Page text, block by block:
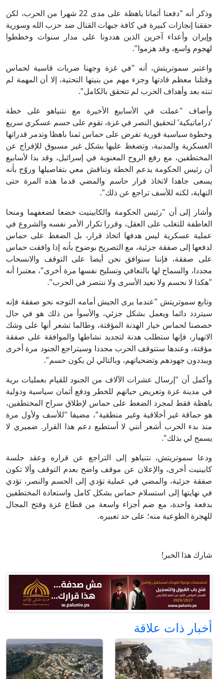
وذكر أنه "دفعنا أثمانا باهظة على مدى 22 شهرا من الحرب، لكن
حققنا إنجازات كبيرة في كافة جبهات القتال ضد حزب الله وسورية
وإيران وأعداء آخرين الذين هددونا على مدار سنوات وخططوا
لهجوم واسع، وقد هزموا".
واعتبر سموتريتش، أنه "في غزة وجهنا ضربات قاسية لحماس
وقتلنا معظم قادتها وجزء مهم من بنيتها التحتية، إلا أن المهمة لم
تنته بعد وأهداف الحرب لم تتحقق بالكامل".
وأضاف "عملت في الأسابيع الأخيرة مع نتنياهو على خطة
’دراماتيكية’ لتحقيق النصر في غزة، تقوم على حسم عسكري سريع
وخطوة سياسية فورية تفرض على حماس ثمنا باهظا وتدمر قدراتها
العسكرية والمدنية، وتضغط عليها بشكل غير مسبوق للإفراج عن
المختطفين، مع رفع الروح المعنوية في إسرائيل، وقد بدا لأسابيع
أن رئيس الحكومة يدعم الخطة وتناقش معي بتفاصيلها وروّج بأنه
يسعى جاهدا لاتخاذ قرار حاسم والمضي قدما هذه المرة حتى
النهاية، لكنه للأسف تراجع عن ذلك".
وأشار إلى أن "رئيس الحكومة والكابينيت خضعا لضعفهما ومنحا
العاطفة للتغلب على العقل، وقررا تكرار الأمر نفسه والشروع في
عملية عسكرية ليس هدفها اتخاذ قرار، بل الضغط على حماس
لدفعها إلى صفقة جزئية، مع التصريح بوضوح بأنه إذا وافقت حماس
على صفقة، فإننا سنوافق نحن أيضا على التوقف والانسحاب
مجددا، والسماح لها بالتعافي وتسليح نفسها مرة أخرى"، معتبرا أنه
"هكذا لا نحسم ولا نعيد الأسرى ولا ننتصر في الحرب".
وتابع سموتريتش "عندما يرى الجيش أمامه التوجه نحو صفقة فإنه
سيتردد دائما ويعمل بشكل جزئي، والأسوأ من ذلك هو في حال
خصصنا لحماس خيار الهدنة المؤقتة، وطالما تشعر أنها على وشك
الانهيار، فإنها ستطلب هدنة لتجديد نشاطها والموافقة على صفقة
مؤقتة، وعندها ستتوقف الحرب مجددا وسيتراجع الجنود مرة أخرى
ويبددون جهودهم وتضحياتهم، وبالتالي لن يكون حسم".
وأكمل أن "إرسال عشرات الآلاف من الجنود للقيام بعمليات برية
في مدينة غزة وتعريض حياتهم للخطر ودفع أثمان سياسية ودولية
باهظة فقط لمجرد الضغط على حماس لإطلاق سراح المختطفين،
هو حماقة غير أخلاقية وغير منطقية"، مضيفا "للأسف ولأول مرة
منذ بدء الحرب أشعر أنني لا أستطيع دعم هذا القرار. ضميري لا
يسمح لي بذلك".
ودعا سموتريتش، نتنياهو إلى التراجع عن قراره وعقد جلسة
كابينيت أخرى، والإعلان عن موقف واضح بعدم التوقف وألا تكون
صفقة جزئية، والمضي في عملية تؤدي إلى الحسم والنصر، تؤدي
في نهايتها إلى استسلام حماس بشكل كامل واستعادة المختطفين
بدفعة واحدة، مع ضم أجزاء واسعة من قطاع غزة وفتح المجال
للهجرة الطوعية منه؛ على حد تعبيره.
شارك هذا الخبر!
أخبار ذات علاقة